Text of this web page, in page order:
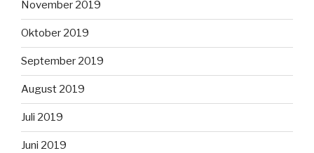
November 2019
Oktober 2019
September 2019
August 2019
Juli 2019
Juni 2019